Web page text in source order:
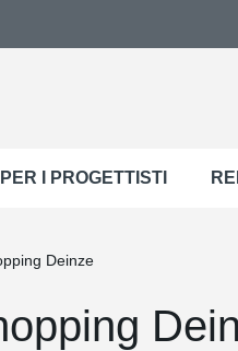
PER I PROGETTISTI
Deinze